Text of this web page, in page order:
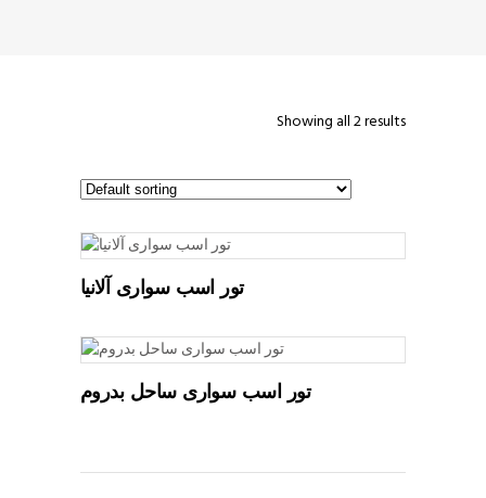
Showing all 2 results
تور اسب سواری آلانیا
تور اسب سواری ساحل بدروم